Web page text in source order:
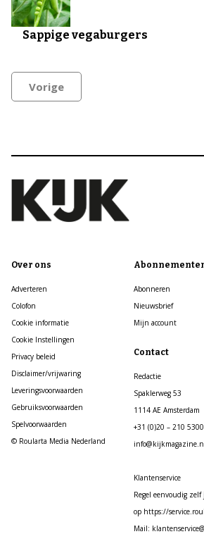
Sappige vegaburgers
Vorige
Over ons
Adverteren
Colofon
Cookie informatie
Cookie Instellingen
Privacy beleid
Disclaimer/vrijwaring
Leveringsvoorwaarden
Gebruiksvoorwaarden
Spelvoorwaarden
© Roularta Media Nederland
Abonneren
Nieuwsbrief
Mijn account
Contact
Redactie
Spaklerweg 53
1114 AE Amsterdam
+31 (0)20 – 210 5300
Klantenservice
Regel eenvoudig
op https://
Mail: